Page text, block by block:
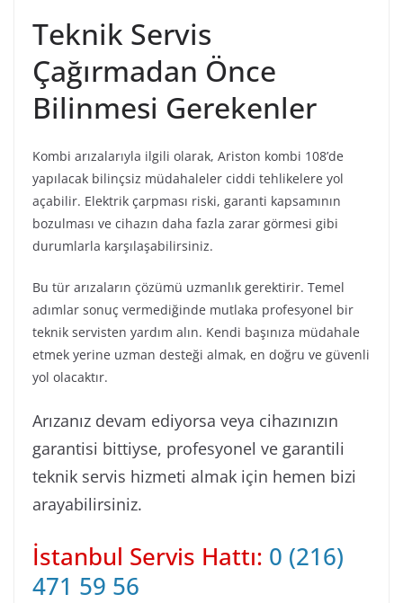
Teknik Servis
Çağırmadan Önce
Bilinmesi Gerekenler
Kombi arızalarıyla ilgili olarak, Ariston kombi 108’de
yapılacak bilinçsiz müdahaleler ciddi tehlikelere yol
açabilir. Elektrik çarpması riski, garanti kapsamının
bozulması ve cihazın daha fazla zarar görmesi gibi
durumlarla karşılaşabilirsiniz.
Bu tür arızaların çözümü uzmanlık gerektirir. Temel
adımlar sonuç vermediğinde mutlaka profesyonel bir
teknik servisten yardım alın. Kendi başınıza müdahale
etmek yerine uzman desteği almak, en doğru ve güvenli
yol olacaktır.
Arızanız devam ediyorsa veya cihazınızın
garantisi bittiyse, profesyonel ve garantili
teknik servis hizmeti almak için hemen bizi
arayabilirsiniz.
İstanbul Servis Hattı: 0 (216)
471 59 56